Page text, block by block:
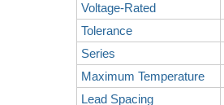
Voltage-Rated
Tolerance
Series
Maximum Temperature
Lead Spacing